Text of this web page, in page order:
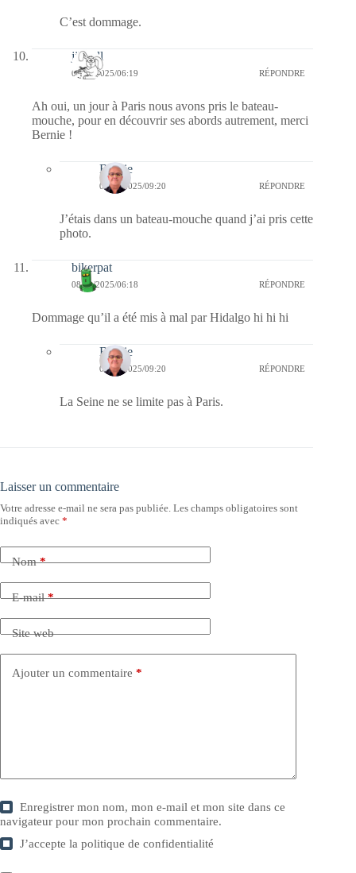
C’est dommage.
jill bill
08/09/2025/06:19 RÉPONDRE
Ah oui, un jour à Paris nous avons pris le bateau-
mouche, pour en découvrir ses abords autrement, merci
Bernie !
Bernie
08/09/2025/09:20 RÉPONDRE
J’étais dans un bateau-mouche quand j’ai pris cette
photo.
bikerpat
08/09/2025/06:18 RÉPONDRE
Dommage qu’il a été mis à mal par Hidalgo hi hi hi
Bernie
08/09/2025/09:20 RÉPONDRE
La Seine ne se limite pas à Paris.
Laisser un commentaire
Votre adresse e-mail ne sera pas publiée. Les champs obligatoires sont
indiqués avec *
Nom*
E-mail*
Site web
Ajouter un commentaire *
Enregistrer mon nom, mon e-mail et mon site dans ce
navigateur pour mon prochain commentaire.
J’accepte lapolitique de confidentialité